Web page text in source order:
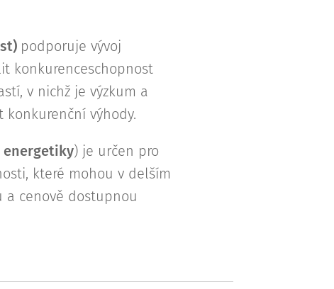
podporuje vývoj
konkurenceschopnost
v nichž je výzkum a
konkurenční výhody.
) je určen pro
které mohou v delším
a cenově dostupnou